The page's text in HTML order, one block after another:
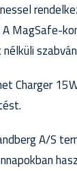
A MagSafe-
Charger
A/S